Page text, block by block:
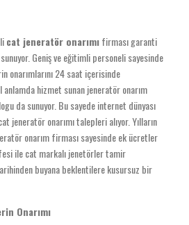
cat jeneratör onarımıfirması garanti
Geniş ve eğitimli personeli sayesinde
onarımlarını 24 saat içerisinde
hizmet sunan jeneratör onarım
da sunuyor. Bu sayede internet dünyası
jeneratör onarımı talepleri alıyor. Yılların
onarım firması sayesinde ek ücretler
ile cat markalı jenetörler tamir
buyana beklentilere kusursuz bir
Onarımı